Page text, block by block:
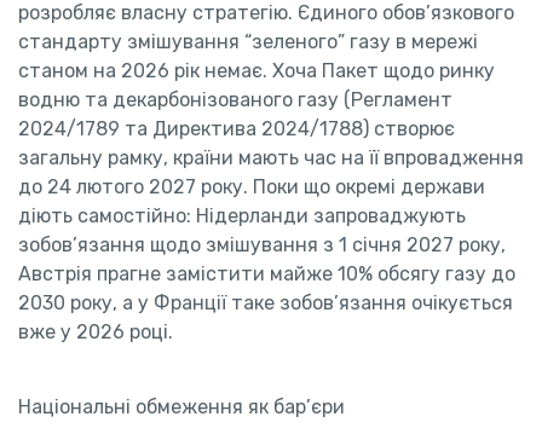
розробляє власну стратегію. Єдиного обов’язкового
стандарту змішування “зеленого” газу в мережі
станом на 2026 рік немає. Хоча Пакет щодо ринку
водню та декарбонізованого газу (Регламент
2024/1789 та Директива 2024/1788) створює
загальну рамку, країни мають час на її впровадження
до 24 лютого 2027 року. Поки що окремі держави
діють самостійно: Нідерланди запроваджують
зобов’язання щодо змішування з 1 січня 2027 року,
Австрія прагне замістити майже 10% обсягу газу до
2030 року, а у Франції таке зобов’язання очікується
вже у 2026 році.
Національні обмеження як бар’єри